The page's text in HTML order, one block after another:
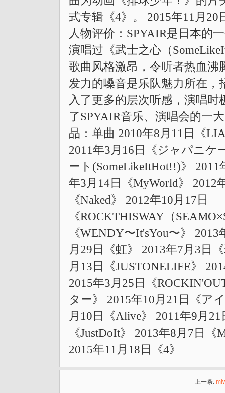
式专辑《4》。 2015年11月
人物评价：SPYAIR是日本的
演唱过《武士之心（
歌曲风格激昂，令听者热血
发力的嗓音是乐队魅力所在，
入了更多的层次听感，演唱
了SPYAIR音乐、演唱会的一
品：单曲 2010年8月11日《
2011年3月16日《ジャパニケ
ート(SomeLikeItHot!!)》
年3月14日《MyWorld》 2012
《Naked》 2012年10月17日
《ROCKTHISWAY（
《WENDY〜It'sYou〜》
月29日《虹》 2013年7月3日
月13日《JUSTONELIFE》
2015年3月25日《
ター》 2015年10月21日《ア
月10日《Alive》 2011年9月
《JustDoIt》 2013年8月7日
2015年11月18日《4》
上一条: